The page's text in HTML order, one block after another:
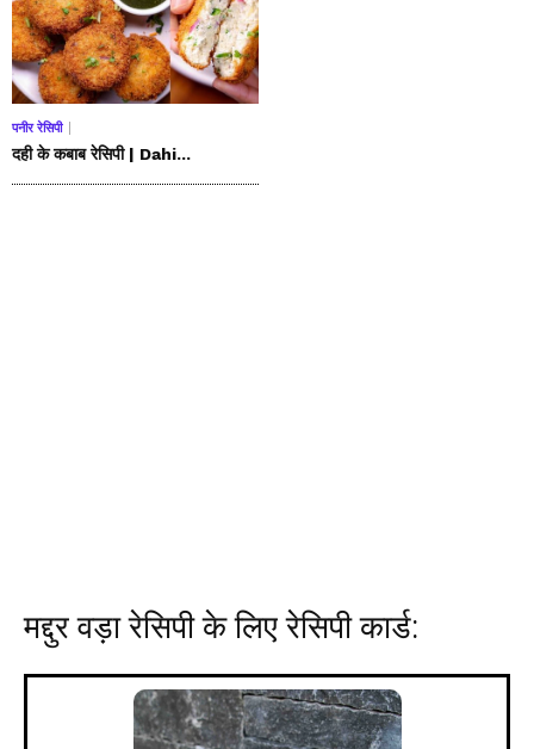
पनीर रेसिपी
दही के कबाब रेसिपी | Dahi...
मद्दुर वड़ा रेसिपी के लिए रेसिपी कार्ड: